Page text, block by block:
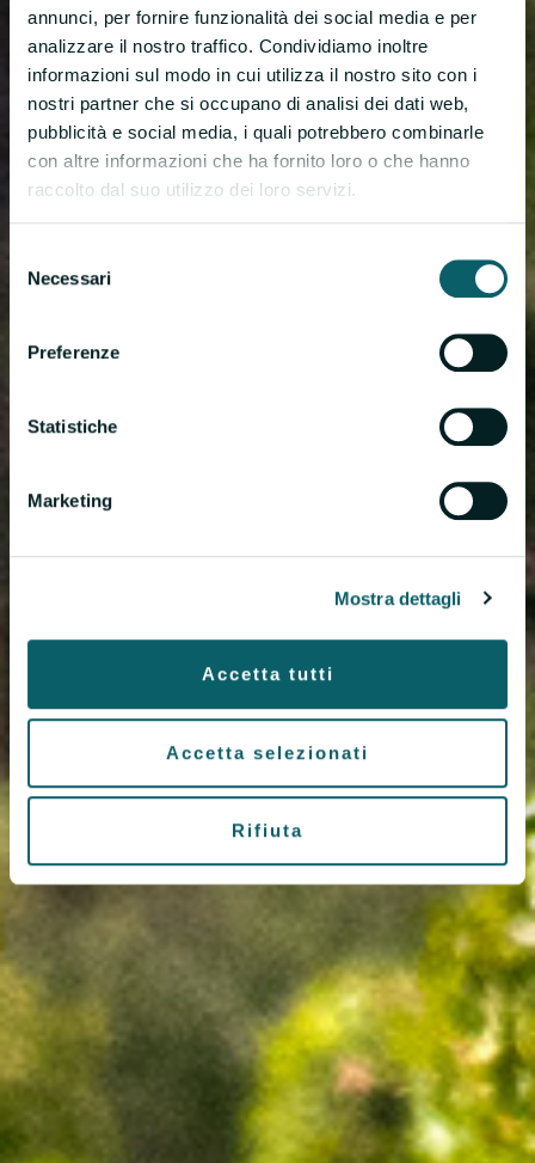
annunci, per fornire funzionalità dei social media e per
analizzare il nostro traffico. Condividiamo inoltre
informazioni sul modo in cui utilizza il nostro sito con i
nostri partner che si occupano di analisi dei dati web,
pubblicità e social media, i quali potrebbero combinarle
con altre informazioni che ha fornito loro o che hanno
raccolto dal suo utilizzo dei loro servizi.
delNecessari
Preferenze
Statistiche
Marketing
Mostra dettagli
Accetta tutti
Accetta selezionati
Rifiuta